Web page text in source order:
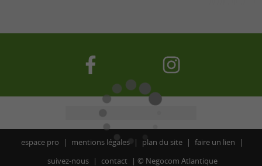
espace pro mentions légales plan du site
faire un lien
suivez-nous
contact © Negocom Atlantique